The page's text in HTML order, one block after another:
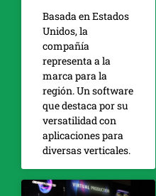
Basada en Estados
Unidos, la
compañía
representa a la
marca para la
región. Un software
que destaca por su
versatilidad con
aplicaciones para
diversas verticales.